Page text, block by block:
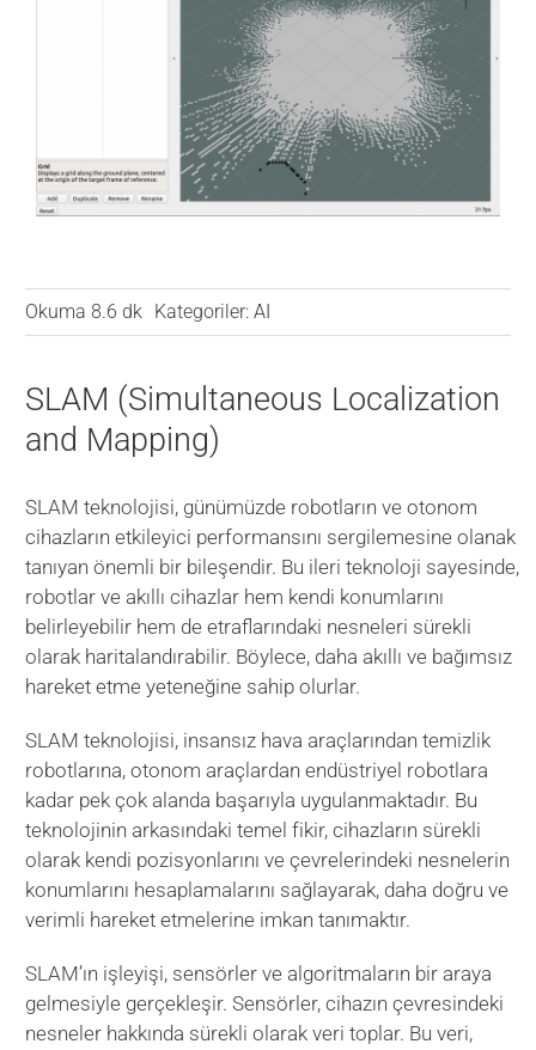
Okuma 8.6 dk Kategoriler:AI
SLAM (Simultaneous Localization
and Mapping)
SLAM teknolojisi, günümüzde robotların ve otonom
cihazların etkileyici performansını sergilemesine olanak
tanıyan önemli bir bileşendir. Bu ileri teknoloji sayesinde,
robotlar ve akıllı cihazlar hem kendi konumlarını
belirleyebilir hem de etraflarındaki nesneleri sürekli
olarak haritalandırabilir. Böylece, daha akıllı ve bağımsız
hareket etme yeteneğine sahip olurlar.
SLAM teknolojisi, insansız hava araçlarından temizlik
robotlarına, otonom araçlardan endüstriyel robotlara
kadar pek çok alanda başarıyla uygulanmaktadır. Bu
teknolojinin arkasındaki temel fikir, cihazların sürekli
olarak kendi pozisyonlarını ve çevrelerindeki nesnelerin
konumlarını hesaplamalarını sağlayarak, daha doğru ve
verimli hareket etmelerine imkan tanımaktır.
SLAM’ın işleyişi, sensörler ve algoritmaların bir araya
gelmesiyle gerçekleşir. Sensörler, cihazın çevresindeki
nesneler hakkında sürekli olarak veri toplar. Bu veri,